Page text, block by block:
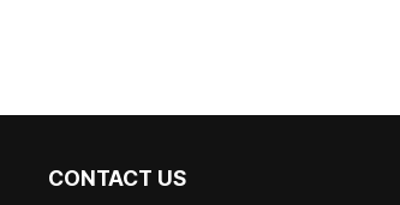
CONTACT US